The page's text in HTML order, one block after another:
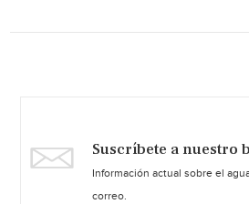
Suscríbete a nuestro
Información actual sobre el
correo.